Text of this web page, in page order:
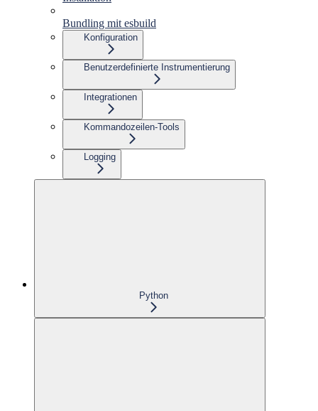
Bundling mit esbuild
Konfiguration
Benutzerdefinierte Instrumentierung
Integrationen
Kommandozeilen-Tools
Logging
Python